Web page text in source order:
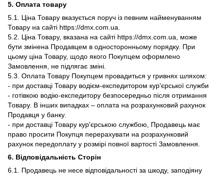
5. Оплата товару
5.1. Ціна Товару вказується поруч із певним найменуванням
Товару на сайті https://dmx.com.ua.
5.2. Ціна Товару, вказана на сайті https://dmx.com.ua, може
бути змінена Продавцем в односторонньому порядку. При
цьому ціна Товару, щодо якого Покупцем оформлено
Замовлення, не підлягає зміні.
5.3. Оплата Товару Покупцем провадиться у гривнях шляхом:
- при доставці Товару водієм-експедитором кур'єрської служби
- готівкою водію-експедитору безпосередньо після отримання
Товару. В інших випадках – оплата на розрахунковий рахунок
Продавця у банку.
- при доставці Товару кур'єрською службою, Продавець має
право просити Покупця перерахувати на розрахунковий
рахунок передоплату у розмірі повної вартості Замовлення.
6. Відповідальність Сторін
6.1. Продавець не несе відповідальності за шкоду, заподіяну